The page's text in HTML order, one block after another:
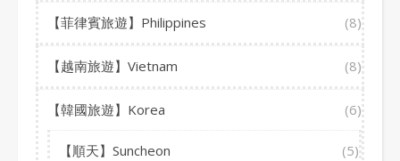
【菲律賓旅遊】Philippines (8)
【越南旅遊】Vietnam (8)
【韓國旅遊】Korea (6)
【順天】Suncheon (5)